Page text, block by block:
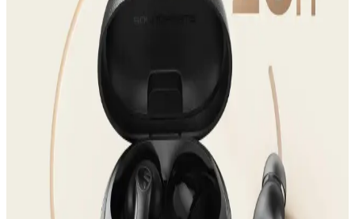
Kulaklık seçiminde ses kalitesi, bağlantı özellikleri ve dayanıklılık
gibi faktörler önemli. Bu özellikler, kullanıcı deneyimini artırır ve
uzun vadeli memnuniyet sağlar.
Soundcore R50i Kablosuz Kulaklıklar: Yüksek Ses
Kalitesi ve Konforlu Tasarım Özellikleri
Soundcore R50i kablosuz kulaklıklar, yüksek ses kalitesi ve
ergonomik tasarımıyla hareket halindeyken bile müzik ve iletişim
Razer Bluetooth Kablosuz Kulaklıkların Özellikleri
ve Kullanım İpuçları